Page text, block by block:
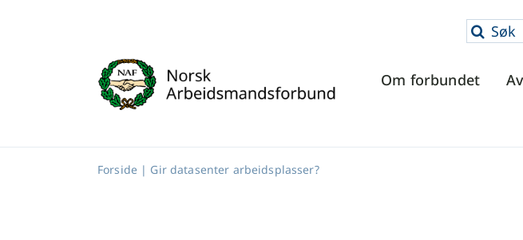
Søk
Om forbundet
Forside| Gir datasenter arbeidsplasser?